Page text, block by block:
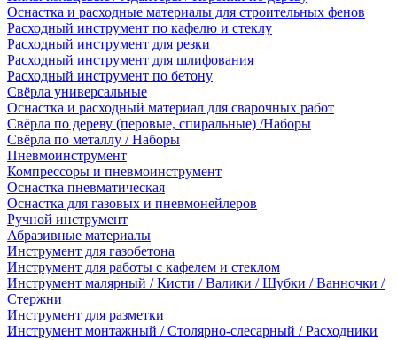
Оснастка и расходные материалы для строительных фенов
Расходный инструмент по кафелю и стеклу
Расходный инструмент для резки
Расходный инструмент для шлифования
Расходный инструмент по бетону
Свёрла универсальные
Оснастка и расходный материал для сварочных работ
Свёрла по дереву (перовые, спиральные) /Наборы
Свёрла по металлу / Наборы
Пневмоинструмент
Компрессоры и пневмоинструмент
Оснастка пневматическая
Оснастка для газовых и пневмонейлеров
Ручной инструмент
Абразивные материалы
Инструмент для газобетона
Инструмент для работы с кафелем и стеклом
Инструмент малярный / Кисти / Валики / Шубки / Ванночки /
Стержни
Инструмент для разметки
Инструмент монтажный / Столярно-слесарный / Расходники